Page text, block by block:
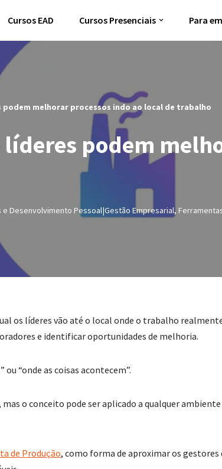
Cursos EAD Cursos Presenciais Para
podem melhorar processos indo ao local de trabalho
líderes podem
e Desenvolvimento Pessoal|Gestão Empresarial,
os líderes vão até o local onde o trabalho
e identificar oportunidades de melhoria.
ou “onde as coisas acontecem”.
o conceito pode ser aplicado a qualquer ambiente
de Produção, como forma de aproximar os gestores